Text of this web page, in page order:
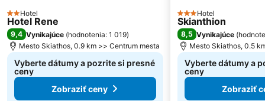
2 Počet hviezdičiek
Hotel
Hotel Rene
9,4 Vynikajúce (hodnotenia: 1 019)
Mesto Skiathos, 0.9 km >> Centrum mesta
Vyberte dátumy a pozrite si presné
ceny
Zobraziť ceny
3 Počet hviezdičiek
Hotel
Skianthion
8,5 Vynikajúce (
Mesto Skiathos, 0.5
Vyberte dátumy a
ceny
Zobraziť